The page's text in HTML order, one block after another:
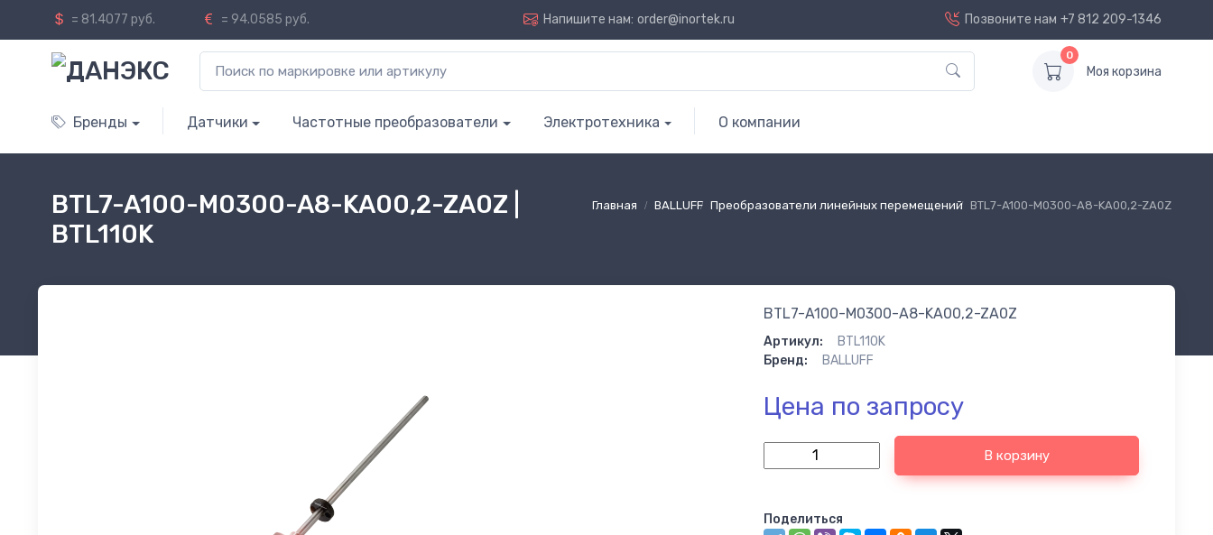
= 81.4077 руб. = 94.0585 руб. Напишите нам: order@inortek.ru Позвоните нам +7 812 209-1346
0
Моя корзина
Бренды Датчики Частотные преобразователи Электротехника О компании
Главная BALLUFF Преобразователи линейных перемещений BTL7-A100-M0300-A8-KA00,2-ZA0Z
BTL7-A100-M0300-A8-KA00,2-ZA0Z |
BTL110K
BTL7-A100-M0300-A8-KA00,2-ZA0Z
Артикул:
BTL110K
Бренд:
BALLUFF
Цена по запросу
В корзину
Поделиться